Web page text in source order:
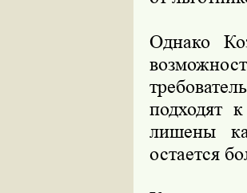
Однако
подходят
лишены
остается